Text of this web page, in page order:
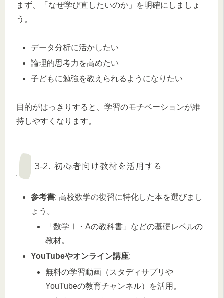
まず、「なぜ学び直したいのか」を明確にしましょ
う。
データ分析に活かしたい
論理的思考力を高めたい
子どもに勉強を教えられるようになりたい
目的がはっきりすると、学習のモチベーションが維
持しやすくなります。
3-2. 初心者向け教材を活用する
参考書: 高校数学の復習に特化した本を選びまし
ょう。
「数学Ⅰ・Aの教科書」などの基礎レベルの
教材。
YouTubeやオンライン講座:
無料の学習動画（スタディサプリや
YouTubeの教育チャンネル）を活用。